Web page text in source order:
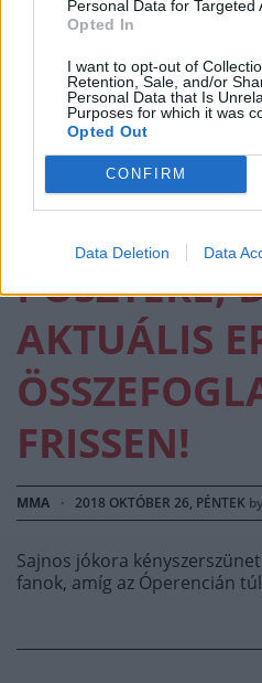
Personal Data for Targeted
Opted In
I want to opt-out of
Retention, Sale, and/or
Personal Data that Is
Purposes for which it was
Opted Out
CONFIRM
Data Deletion Data
MMA
BEFUTOTT
ULTIMATE
POSZTERE,
AKTUÁLIS
FRISSEN!
MMA · 2018 OKTÓBER 26, PÉNTEK by
Sajnos jókora
fanok, amíg az Óperencián